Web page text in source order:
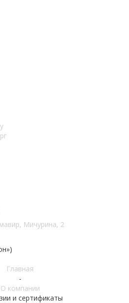
Мичурина, 2
Главная
-
О компании
и сертификаты